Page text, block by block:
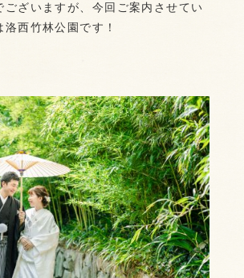
ございますが、今回ご案内させてい
西竹林公園です！